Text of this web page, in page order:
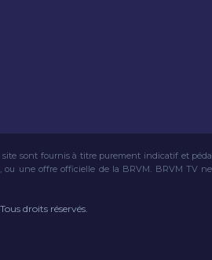
sont fournis à titre purement indicatif et
une offre officielle de la BRVM. BRVM TV
droits réservés.